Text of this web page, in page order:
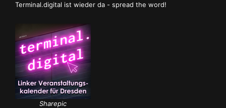
Terminal.digital ist wieder da - spread the word!
Sharepic